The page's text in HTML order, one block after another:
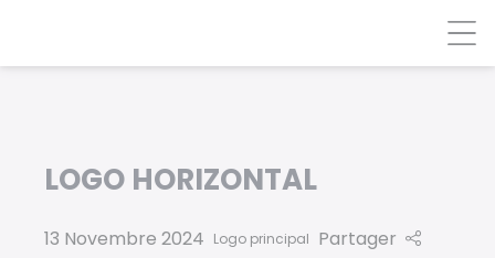
LOGO HORIZONTAL
13 Novembre 2024 Logo principal Partager